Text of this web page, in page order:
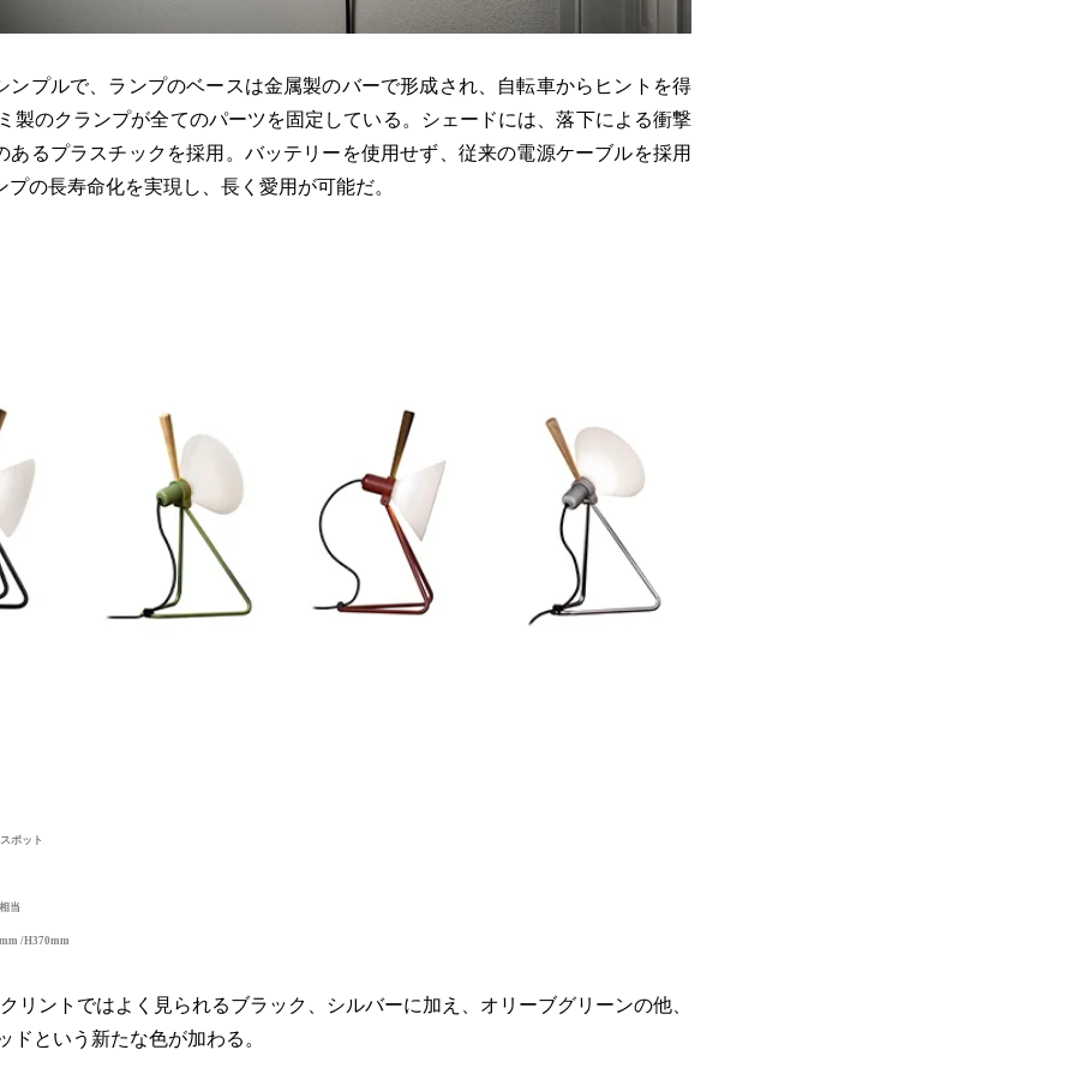
ンプルで、ランプのベースは金属製のバーで形成され、自転車からヒントを得
製のクランプが全てのパーツを固定している。シェードには、落下による衝撃
あるプラスチックを採用。バッテリーを使用せず、従来の電源ケーブルを採用
プの長寿命化を実現し、長く愛用が可能だ。
ポット
当
/H370mm
リントではよく見られるブラック、シルバーに加え、オリーブグリーンの他、
ドという新たな色が加わる。